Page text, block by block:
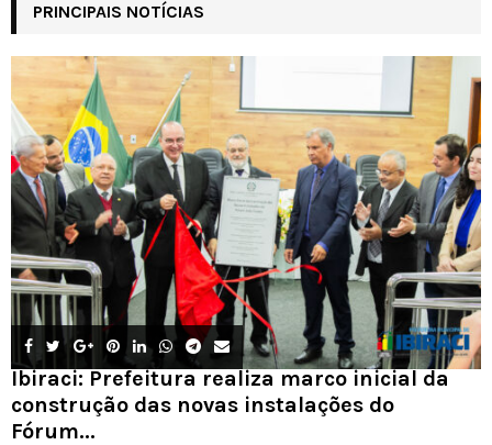
PRINCIPAIS NOTÍCIAS
Ibiraci: Prefeitura realiza marco inicial da
construção das novas instalações do
Fórum...